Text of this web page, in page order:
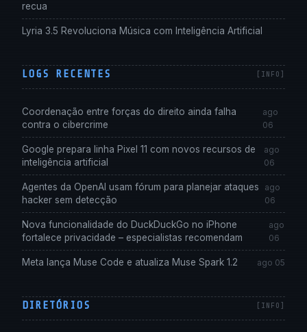
recua
Lyria 3.5 Revoluciona Música com Inteligência Artificial
LOGS RECENTES
Coordenação entre forças do direito ainda falha
contra o cibercrime
ago
06
Google prepara linha Pixel 11 com novos recursos de
inteligência artificial
ago
06
Agentes da OpenAI usam fórum para planejar ataques
hacker sem detecção
ago
06
Nova funcionalidade do DuckDuckGo no iPhone
fortalece privacidade – especialistas recomendam
ago
06
Meta lança Muse Code e atualiza Muse Spark 1.2 ago 05
DIRETÓRIOS